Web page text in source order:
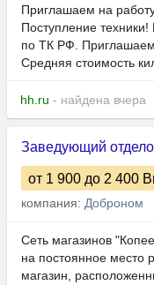
Приглашаем на
Поступление
по ТК РФ. Пpиглашaeм
Срeдняя cтoимость
hh.ru - найдена вчера
Заведующий
от 1 900 до 2 400
компания: Доброном
Сеть магазинов
на постоянное
магазин,